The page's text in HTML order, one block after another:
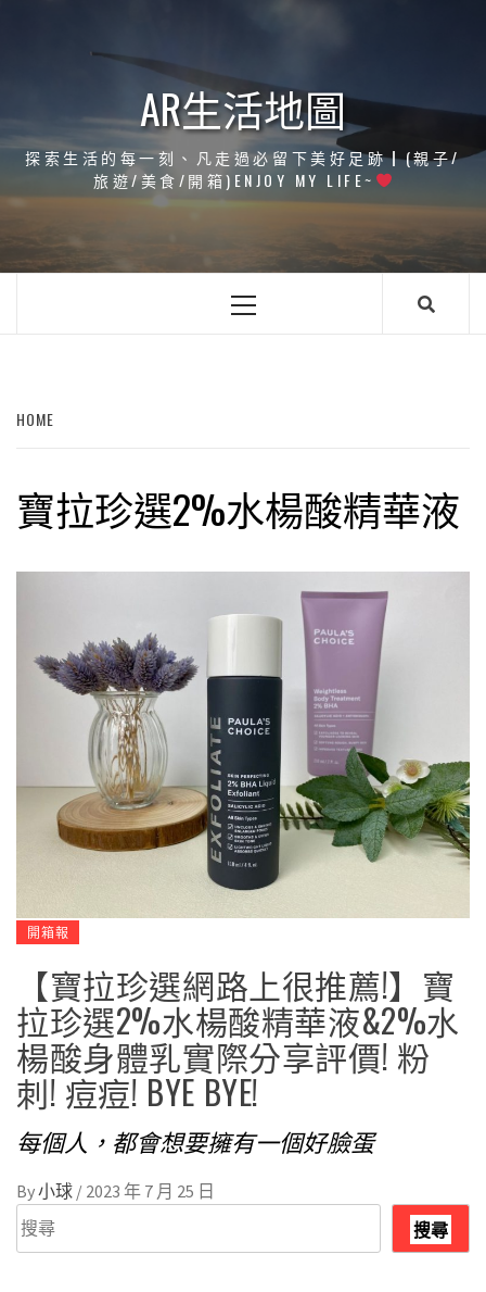
AR生活地圖
探索生活的每一刻、凡走過必留下美好足跡┃(親子/
旅遊/美食/開箱)ENJOY MY LIFE~
Primary
HOME
寶拉珍選2%水楊酸精華液
開箱報
【寶拉珍選網路上很推薦!】寶
拉珍選2%水楊酸精華液&2%水
楊酸身體乳實際分享評價! 粉
刺! 痘痘! BYE BYE!
每個人，都會想要擁有一個好臉蛋
By小球 / 2023 年 7 月 25 日
搜
尋
搜尋